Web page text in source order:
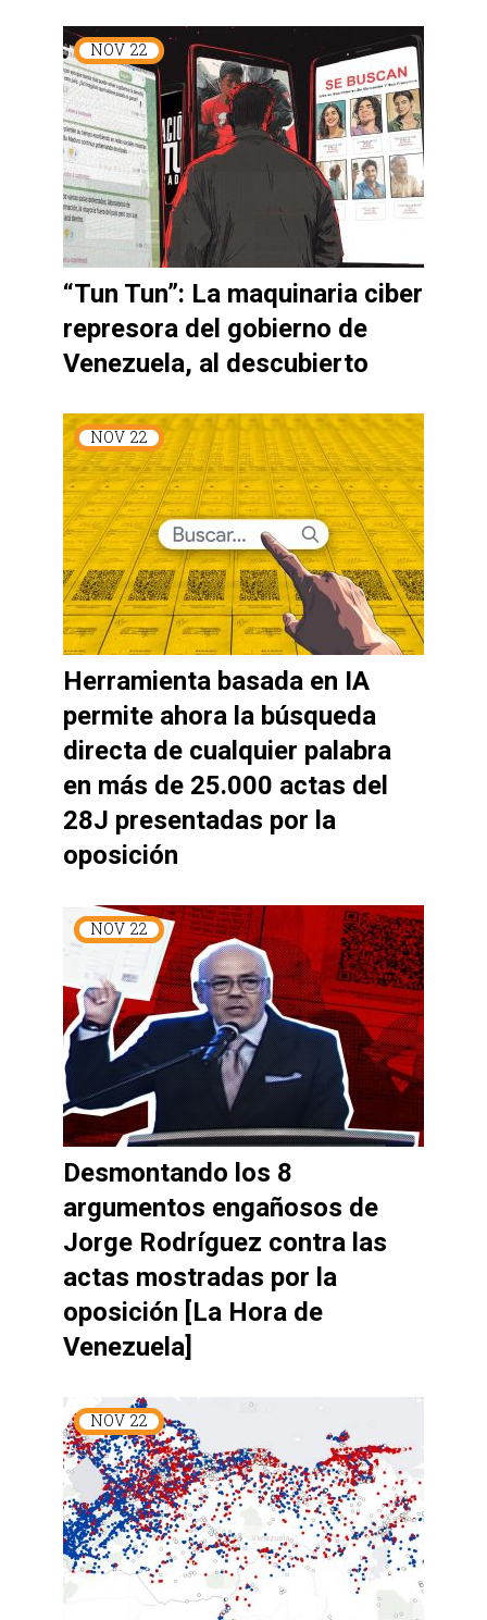
NOV 22
“Tun Tun”: La maquinaria ciber
represora del gobierno de
Venezuela, al descubierto
NOV 22
Herramienta basada en IA
permite ahora la búsqueda
directa de cualquier palabra
en más de 25.000 actas del
28J presentadas por la
oposición
NOV 22
Desmontando los 8
argumentos engañosos de
Jorge Rodríguez contra las
actas mostradas por la
oposición [La Hora de
Venezuela]
NOV 22